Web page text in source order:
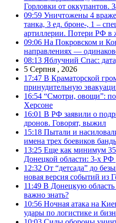
Горловки от оккупантов.
09:59 Уничтожены 4
танка, 3 ед. броне-, 1 –
артиллерии. Потери РФ в
09:06 На Покровском и
направлениях —
08:13 Яблучний Спас:
5 Серпня , 2026
17:47 В Краматорской
принудительную
16:54 “Смотри, овощи”:
Херсоне
16:01 В РФ заявили о
дронов. Говорят, выжил
15:18 Пытали и
имена трех боевиков
13:25 Еще как минимум
Донецкой области: 3-х РФ
12:32 От “детсада” до
новая версия событий из
11:49 В Донецкую
важно знать?
10:56 Ночная атака на
удары по логистике и